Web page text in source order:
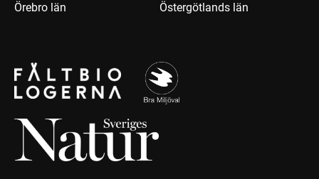
Örebro län Östergötlands län